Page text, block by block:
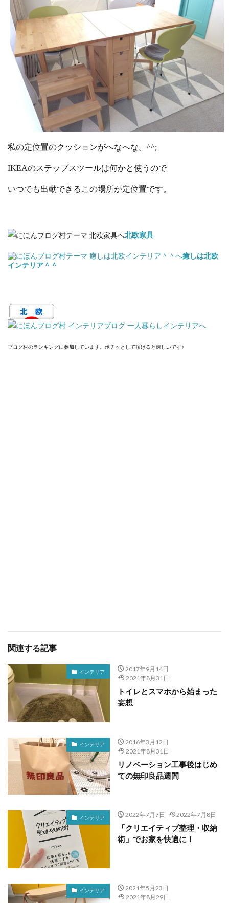
私の定位置のクッションがへなへな。^^;
IKEAのステップスツールは何かと使うので
いつでも出動できるこの場所が定位置です。
北欧家具
癒しは北欧
インテリア＾＾
ブログ村のランキングに参加しています。ポチッとして頂けると嬉しいです♪
関連する記事
インテリア
2017年9月14日
2021年8月31日
トイレとスマホから始まった
妄想
インテリア
2016年3月12日
2021年8月31日
リノベーション工事後はじめ
ての無印良品週間
インテリア 2022年7月7日 2022年7月8日
「クリエイティブ整理・収納
術」でお家を快適に！
インテリア
2021年5月23日
2021年8月29日